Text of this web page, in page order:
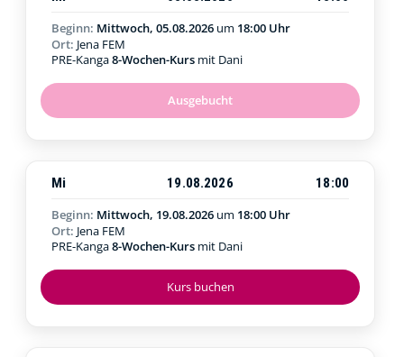
Ausgebucht
Beginn: Mittwoch, 05.08.2026 um 18:00 Uhr
Ort: Jena FEM
PRE-Kanga8-Wochen-Kurs mit Dani
Kurs buchen
Mi 19.08.2026
18:00
Beginn: Mittwoch, 19.08.2026 um 18:00 Uhr
Ort: Jena FEM
PRE-Kanga8-Wochen-Kurs mit Dani